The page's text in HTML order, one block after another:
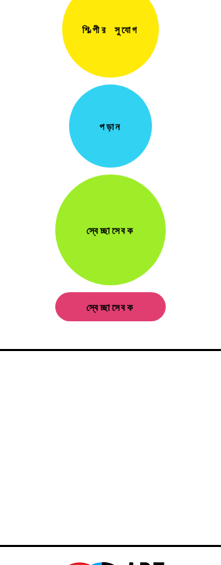
শিল্পীর সুযোগ
পড়ান
স্বেচ্ছাসেবক
স্বেচ্ছাসেবক